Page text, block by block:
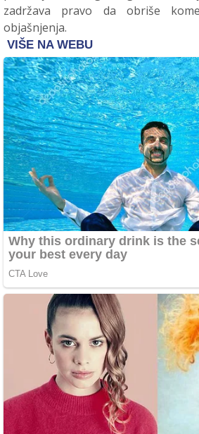
zadržava pravo da obriše
objašnjenja.